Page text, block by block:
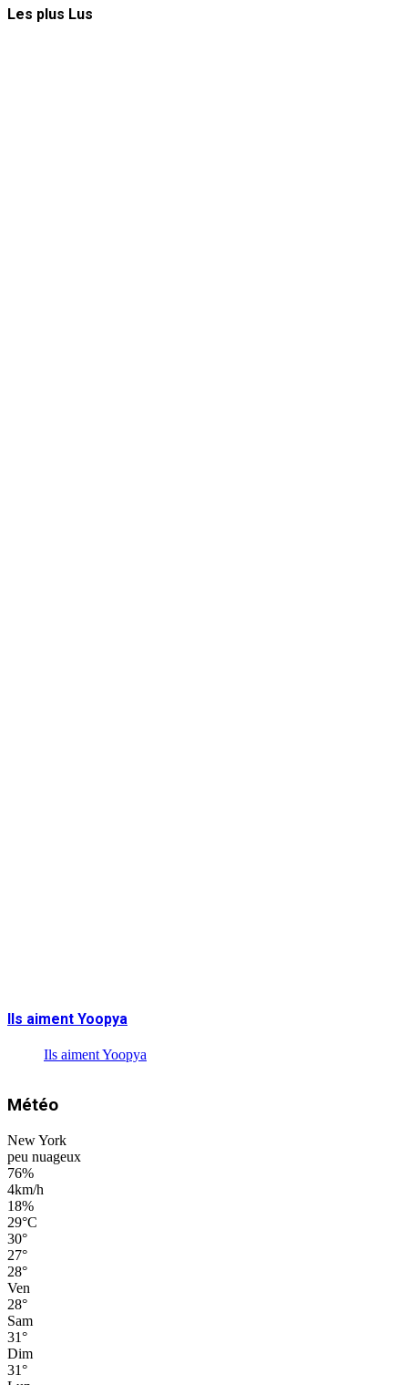
Les plus Lus
Ils aiment Yoopya
Ils aiment Yoopya
Météo
New York
peu nuageux
76%
4km/h
18%
29°C
30°
27°
28°
Ven
28°
Sam
31°
Dim
31°